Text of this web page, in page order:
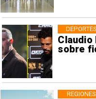
Claudio
sobre
DEPORTES
REGIONES